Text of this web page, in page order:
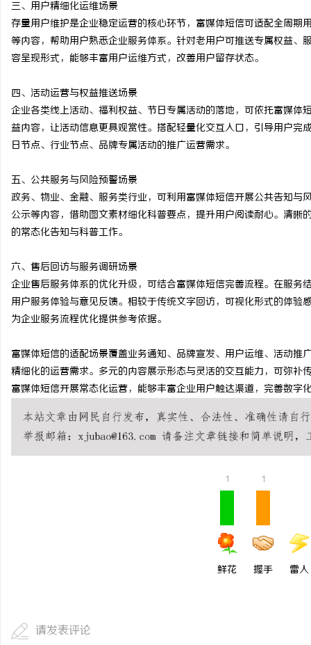
三、用户精细化运维场景
存量用户维护是企业稳定运营的核心环节，富媒体短信可适配全周
等内容，帮助用户熟悉企业服务体系。针对老用户可推送专属权益
容呈现形式，能够丰富用户运维方式，改善用户留存状态。
四、活动运营与权益推送场景
企业各类线上活动、福利权益、节日专属活动的落地，可依托富媒
益内容，让活动信息更具观赏性。搭配轻量化交互入口，引导用户
日节点、行业节点、品牌专属活动的推广运营需求。
五、公共服务与风险预警场景
政务、物业、金融、服务类行业，可利用富媒体短信开展公共告知
公示等内容，借助图文素材细化科普要点，提升用户阅读耐心。清
的常态化告知与科普工作。
六、售后回访与服务调研场景
企业售后服务体系的优化升级，可结合富媒体短信完善流程。在服
用户服务体验与意见反馈。相较于传统文字回访，可视化形式的体
为企业服务流程优化提供参考依据。
富媒体短信的适配场景覆盖业务通知、品牌宣发、用户运维、活动
精细化的运营需求。多元的内容展示形态与灵活的交互能力，可弥
富媒体短信开展常态化运营，能够丰富企业用户触达渠道，完善数字
1
鲜花
1
握手 雷人
请发表评论
革新驱动下的化工装备
的风向标